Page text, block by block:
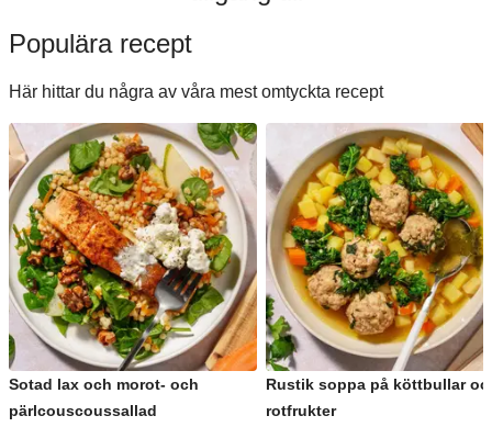
Populära recept
Här hittar du några av våra mest omtyckta recept
Sotad lax och morot- och
pärlcouscoussallad
Rustik soppa på köttbullar
rotfrukter